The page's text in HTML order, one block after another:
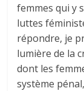
femmes qui y
luttes
répondre, je
lumière de la
dont les
système